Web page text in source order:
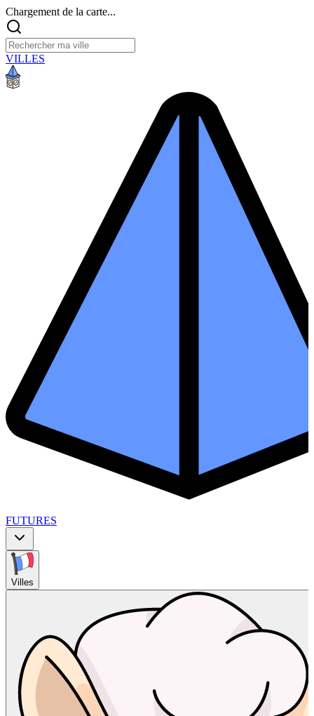
Chargement de la carte...
VILLES
FUTURES
Villes